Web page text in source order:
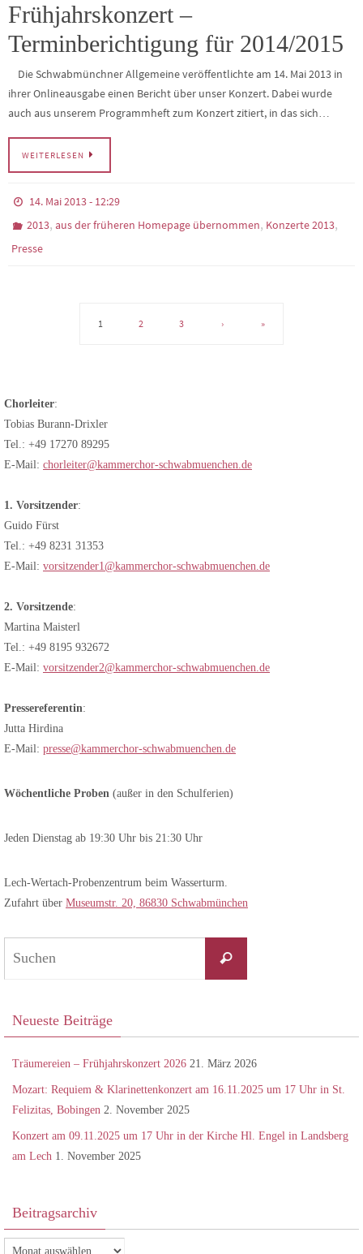
Frühjahrskonzert –
Terminberichtigung für 2014/2015
Die Schwabmünchner Allgemeine veröffentlichte am 14. Mai 2013 in
ihrer Onlineausgabe einen Bericht über unser Konzert. Dabei wurde
auch aus unserem Programmheft zum Konzert zitiert, in das sich…
WEITERLESEN
14. Mai 2013 - 12:29
2013, aus der früheren Homepage übernommen, Konzerte 2013,
Presse
1 2 3 › »
Chorleiter:
Tobias Burann-Drixler
Tel.: +49 17270 89295
E-Mail: chorleiter@kammerchor-schwabmuenchen.de
1. Vorsitzender:
Guido Fürst
Tel.: +49 8231 31353
E-Mail: vorsitzender1@kammerchor-schwabmuenchen.de
2. Vorsitzende:
Martina Maisterl
Tel.: +49 8195 932672
E-Mail: vorsitzender2@kammerchor-schwabmuenchen.de
Pressereferentin:
Jutta Hirdina
E-Mail: presse@kammerchor-schwabmuenchen.de
Wöchentliche Proben (außer in den Schulferien)
Jeden Dienstag ab 19:30 Uhr bis 21:30 Uhr
Lech-Wertach-Probenzentrum beim Wasserturm.
Zufahrt über Museumstr. 20, 86830 Schwabmünchen
Suchen
Neueste Beiträge
Träumereien – Frühjahrskonzert 2026 21. März 2026
Mozart: Requiem & Klarinettenkonzert am 16.11.2025 um 17 Uhr in St.
Felizitas, Bobingen 2. November 2025
Konzert am 09.11.2025 um 17 Uhr in der Kirche Hl. Engel in Landsberg
am Lech 1. November 2025
Beitragsarchiv
Beitragsarchiv